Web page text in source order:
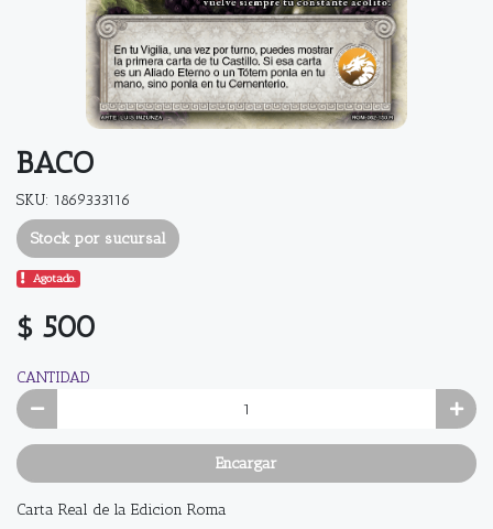
BACO
SKU: 1869333116
Stock por sucursal
Agotado.
$ 500
CANTIDAD
Encargar
Carta Real de la Edicion Roma